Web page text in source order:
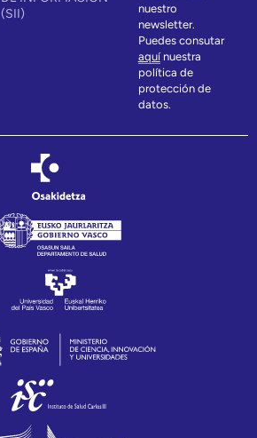
(SII)
nuestro
newsletter.
Puedes consutar
aquínuestra
política de
protección de
datos.